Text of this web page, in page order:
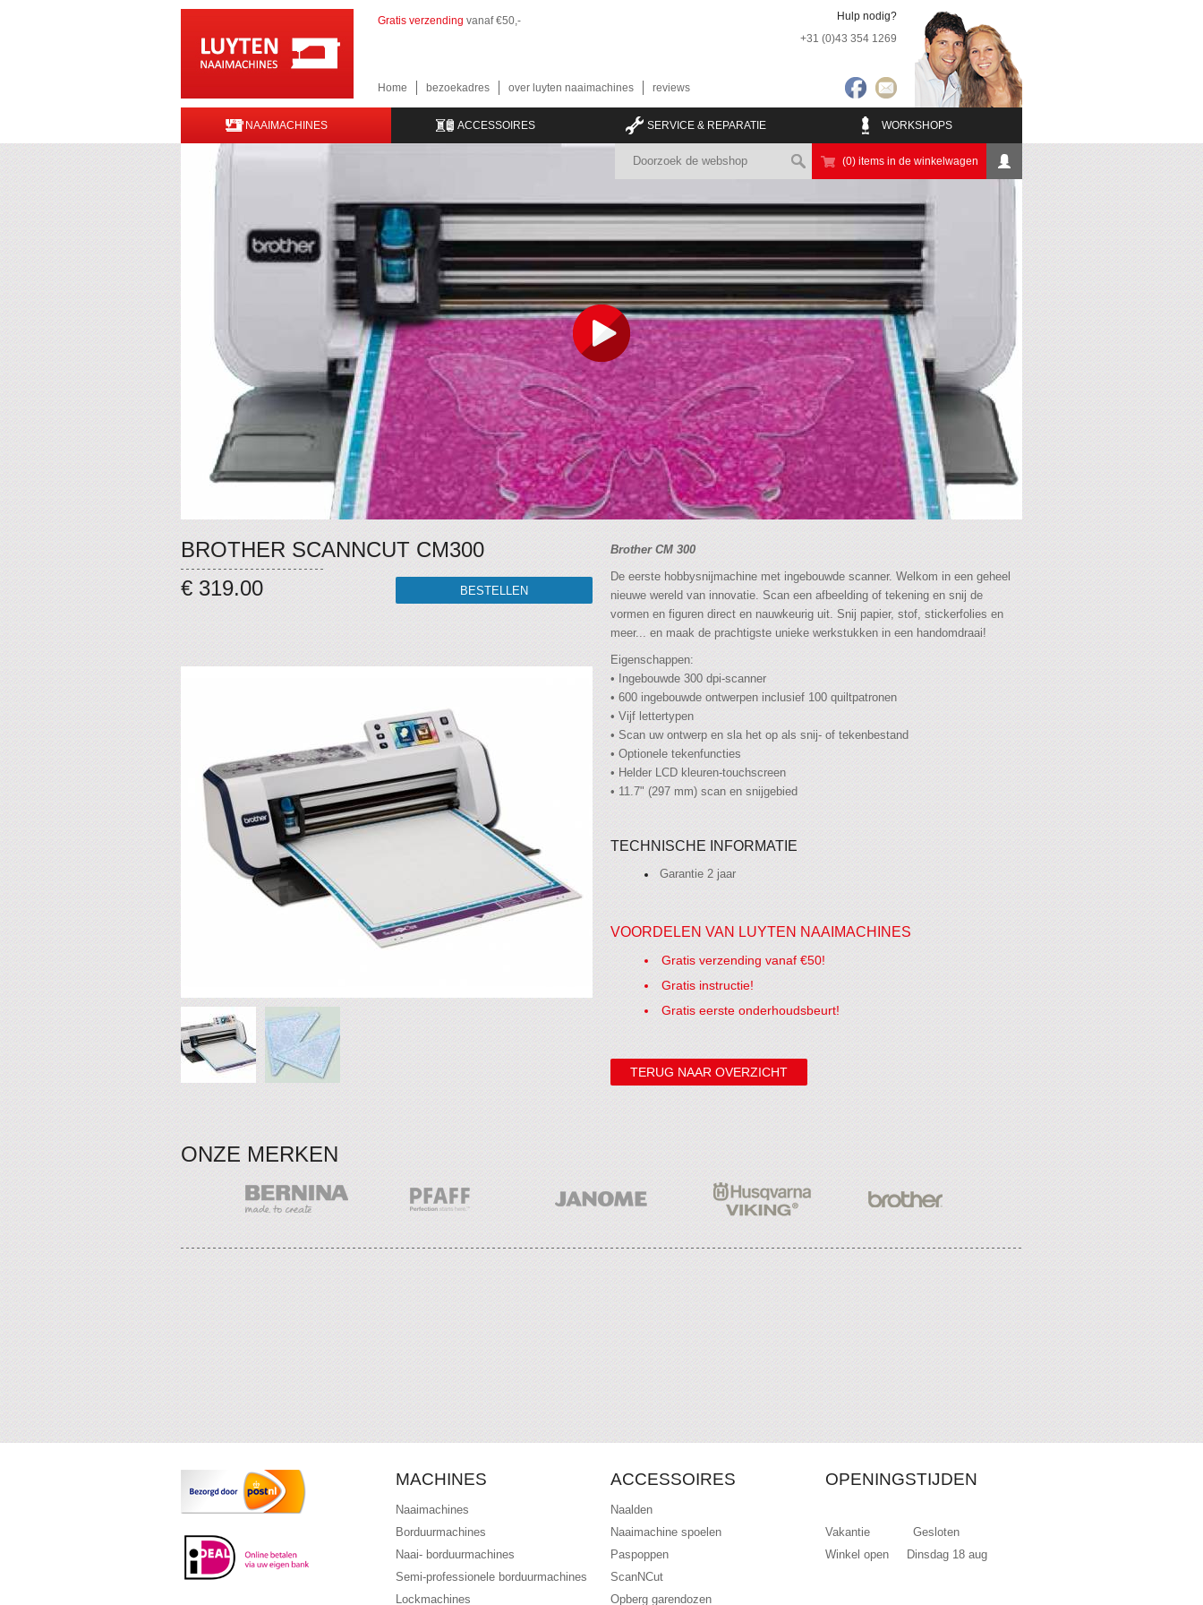
Gratis verzending vanaf €50,-
Home bezoekadres over luyten naaimachines reviews
Hulp nodig?
+31 (0)43 354 1269
NAAIMACHINES ACCESSOIRES SERVICE & REPARATIE WORKSHOPS
(0) items in de winkelwagen
BROTHER SCANNCUT CM300
€ 319.00
Brother CM 300
De eerste hobbysnijmachine met ingebouwde scanner. Welkom in een geheel
nieuwe wereld van innovatie. Scan een afbeelding of tekening en snij de
vormen en figuren direct en nauwkeurig uit. Snij papier, stof, stickerfolies en
meer... en maak de prachtigste unieke werkstukken in een handomdraai!
Eigenschappen:
• Ingebouwde 300 dpi-scanner
• 600 ingebouwde ontwerpen inclusief 100 quiltpatronen
• Vijf lettertypen
• Scan uw ontwerp en sla het op als snij- of tekenbestand
• Optionele tekenfuncties
• Helder LCD kleuren-touchscreen
• 11.7" (297 mm) scan en snijgebied
TECHNISCHE INFORMATIE
Garantie 2 jaar
VOORDELEN VAN LUYTEN NAAIMACHINES
Gratis verzending vanaf €50!
Gratis instructie!
Gratis eerste onderhoudsbeurt!
TERUG NAAR OVERZICHT
ONZE MERKEN
MACHINES
Naaimachines
Borduurmachines
Naai- borduurmachines
Semi-professionele borduurmachines
Lockmachines
ACCESSOIRES
Naalden
Naaimachine spoelen
Paspoppen
ScanNCut
Opberg garendozen
OPENINGSTIJDEN
Vakantie Gesloten
Winkel open Dinsdag 18 aug